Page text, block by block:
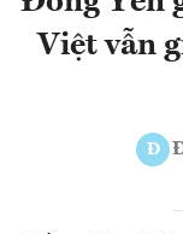
Việt vẫn
Đ